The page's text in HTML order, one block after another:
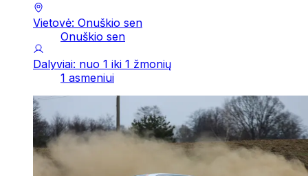
Vietovė: Onuškio sen
Onuškio sen
Dalyviai: nuo 1 iki 1 žmonių
1 asmeniui